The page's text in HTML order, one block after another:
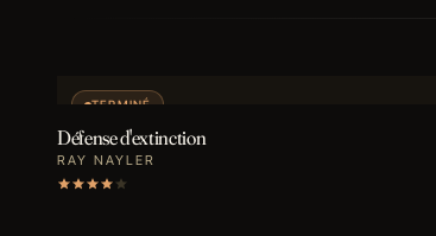
TERMINÉ
Défense d'extinction
RAY NAYLER